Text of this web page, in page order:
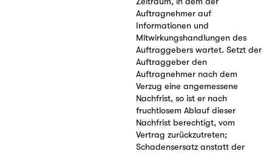
Auftragnehmer auf
Informationen und
Mitwirkungshandlungen des
Auftraggebers wartet. Setzt der
Auftraggeber den
Auftragnehmer nach dem
Verzug eine angemessene
Nachfrist, so ist er nach
fruchtlosem Ablauf dieser
Nachfrist berechtigt, vom
Vertrag zurückzutreten;
Schadensersatz anstatt der